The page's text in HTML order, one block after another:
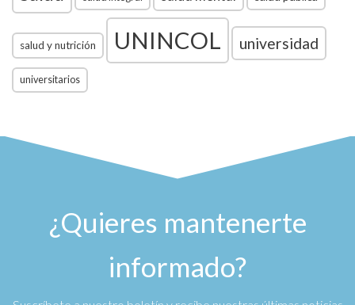
salud y nutrición UNINCOL universidad
universitarios
¿Quieres mantenerte
informado?